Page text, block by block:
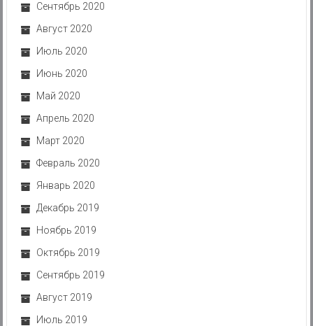
Сентябрь 2020
Август 2020
Июль 2020
Июнь 2020
Май 2020
Апрель 2020
Март 2020
Февраль 2020
Январь 2020
Декабрь 2019
Ноябрь 2019
Октябрь 2019
Сентябрь 2019
Август 2019
Июль 2019